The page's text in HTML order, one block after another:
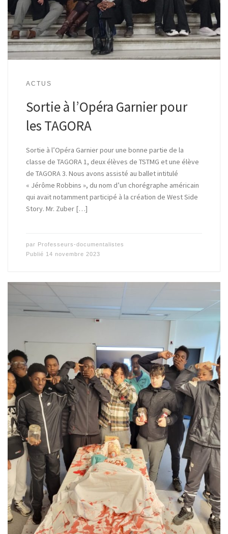
ACTUS
Sortie à l’Opéra Garnier pour
les TAGORA
Sortie à l’Opéra Garnier pour une bonne partie de la
classe de TAGORA 1, deux élèves de TSTMG et une élève
de TAGORA 3. Nous avons assisté au ballet intitulé
« Jérôme Robbins », du nom d’un chorégraphe américain
qui avait notamment participé à la création de West Side
Story. Mr. Zuber […]
par Professeurs-documentalistes
Publié 14 novembre 2023